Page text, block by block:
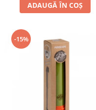
ADAUGĂ ÎN COȘ
-15%